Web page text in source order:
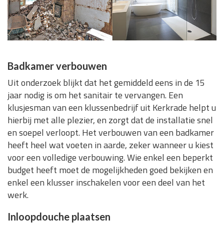
Badkamer verbouwen
Uit onderzoek blijkt dat het gemiddeld eens in de 15
jaar nodig is om het sanitair te vervangen. Een
klusjesman van een klussenbedrijf uit Kerkrade helpt u
hierbij met alle plezier, en zorgt dat de installatie snel
en soepel verloopt. Het verbouwen van een badkamer
heeft heel wat voeten in aarde, zeker wanneer u kiest
voor een volledige verbouwing. Wie enkel een beperkt
budget heeft moet de mogelijkheden goed bekijken en
enkel een klusser inschakelen voor een deel van het
werk.
Inloopdouche plaatsen